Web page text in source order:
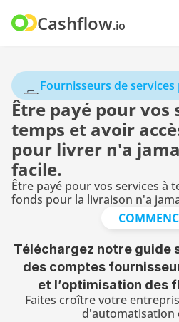
Fournisseurs de
Être payé pour vos
temps et avoir
pour livrer n'a
facile.
Être payé pour vos services à
fonds pour la livraison n'a
Téléchargez notre guide
des comptes
et l’optimisation des
Faites croître votre
d'automatisation
Cashflow.io